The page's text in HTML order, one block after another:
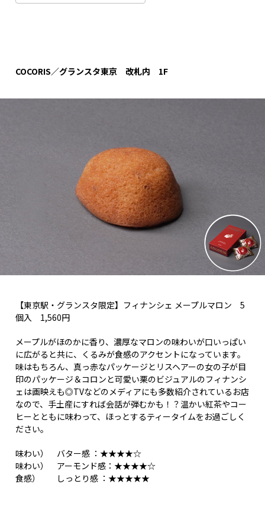
COCORIS／グランスタ東京 改札内 1F
【東京駅・グランスタ限定】フィナンシェ メープルマロン 5
個入 1,560円
メープルがほのかに香り、濃厚なマロンの味わいが口いっぱい
に広がると共に、くるみが食感のアクセントになっています。
味はもちろん、真っ赤なパッケージとリスヘアーの女の子が目
印のパッケージ＆コロンと可愛い栗のビジュアルのフィナンシ
ェは画映えも◎TVなどのメディアにも多数紹介されているお店
なので、手土産にすれば会話が弾むかも！？温かい紅茶やコー
ヒーとともに味わって、ほっとするティータイムをお過ごしく
ださい。
味わい） バター感 ：★★★★☆
味わい） アーモンド感：★★★★☆
食感） しっとり感 ：★★★★★